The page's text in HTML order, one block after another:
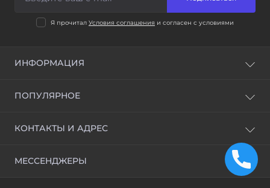
Я прочитал Условия соглашения и согласен с условиями
ИНФОРМАЦИЯ
Условия соглашения
ПОПУЛЯРНОЕ
Станки для изготовления ключей и Программаторы
КОНТАКТЫ И АДРЕС
МЕССЕНДЖЕРЫ